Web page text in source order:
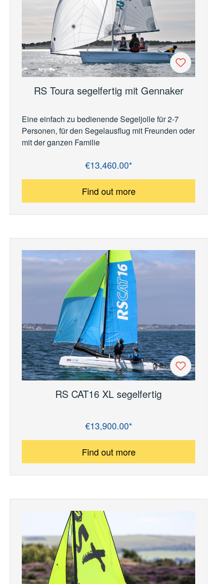
RS Toura segelfertig mit Gennaker
Eine einfach zu bedienende Segeljolle für 2-7
Personen, für den Segelausflug mit Freunden oder
mit der ganzen Familie
€13,460.00*
Find out more
RS CAT16 XL segelfertig
€13,900.00*
Find out more